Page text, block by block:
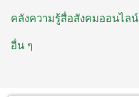
คลังความรู้สื่อสังคมออนไลน์
อื่น ๆ